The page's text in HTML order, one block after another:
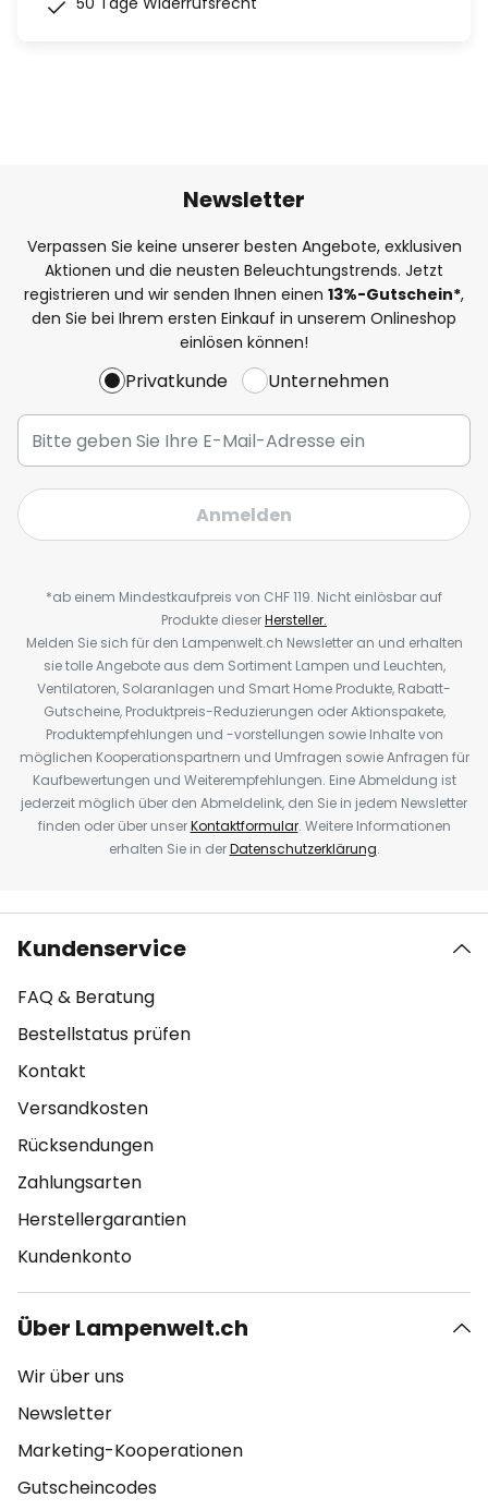
Newsletter
Verpassen Sie keine unserer besten Angebote, exklusiven
Aktionen und die neusten Beleuchtungstrends. Jetzt
registrieren und wir senden Ihnen einen 13%-Gutschein*,
den Sie bei Ihrem ersten Einkauf in unserem Onlineshop
einlösen können!
Privatkunde Unternehmen
Anmelden
*ab einem Mindestkaufpreis von CHF 119. Nicht einlösbar auf
Produkte dieserHersteller.
Melden Sie sich für den Lampenwelt.ch Newsletter an und erhalten
sie tolle Angebote aus dem Sortiment Lampen und Leuchten,
Ventilatoren, Solaranlagen und Smart Home Produkte, Rabatt-
Gutscheine, Produktpreis-Reduzierungen oder Aktionspakete,
Produktempfehlungen und -vorstellungen sowie Inhalte von
möglichen Kooperationspartnern und Umfragen sowie Anfragen für
Kaufbewertungen und Weiterempfehlungen. Eine Abmeldung ist
jederzeit möglich über den Abmeldelink, den Sie in jedem Newsletter
finden oder über unserKontaktformular. Weitere Informationen
erhalten Sie in derDatenschutzerklärung.
Kundenservice
FAQ & Beratung
Bestellstatus prüfen
Kontakt
Versandkosten
Rücksendungen
Zahlungsarten
Herstellergarantien
Kundenkonto
Über Lampenwelt.ch
Wir über uns
Newsletter
Marketing-Kooperationen
Gutscheincodes